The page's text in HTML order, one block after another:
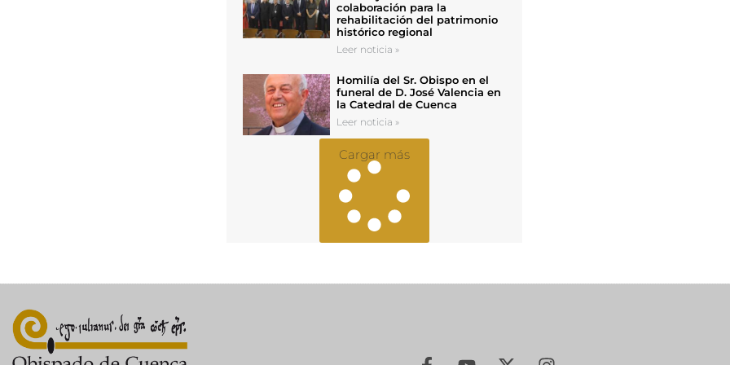
colaboración para la
rehabilitación del patrimonio
histórico regional
Leer noticia »
Homilía del Sr. Obispo en el
funeral de D. José Valencia en
la Catedral de Cuenca
Leer noticia »
Cargar más